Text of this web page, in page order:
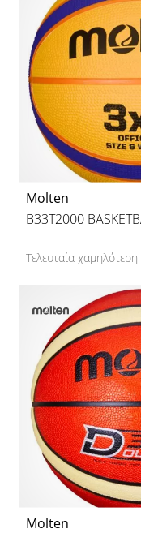
Molten
B33T2000
Τελευταία χαμηλότερη
Molten